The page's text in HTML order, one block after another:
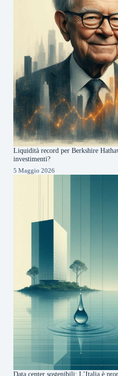
Liquidità record per Berkshire
investimenti?
5 Maggio 2026
Data center sostenibili: L’Italia è